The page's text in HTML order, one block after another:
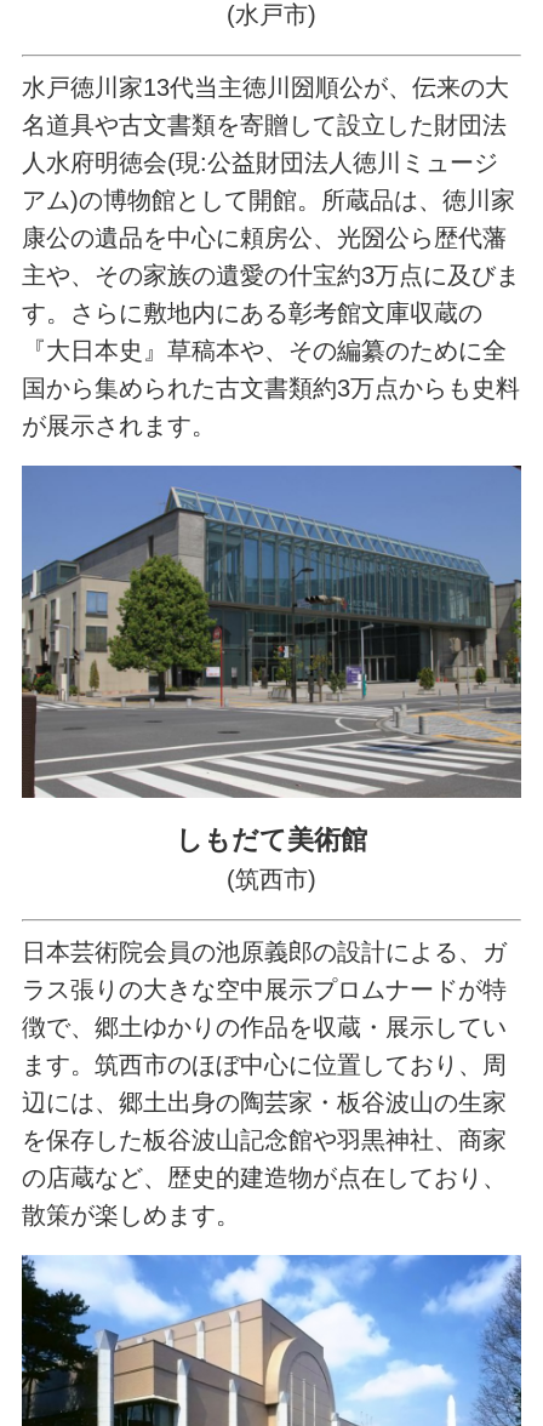
(水戸市)
水戸徳川家13代当主徳川圀順公が、伝来の大
名道具や古文書類を寄贈して設立した財団法
人水府明徳会(現:公益財団法人徳川ミュージ
アム)の博物館として開館。所蔵品は、徳川家
康公の遺品を中心に頼房公、光圀公ら歴代藩
主や、その家族の遺愛の什宝約3万点に及びま
す。さらに敷地内にある彰考館文庫収蔵の
『大日本史』草稿本や、その編纂のために全
国から集められた古文書類約3万点からも史料
が展示されます。
しもだて美術館
(筑西市)
日本芸術院会員の池原義郎の設計による、ガ
ラス張りの大きな空中展示プロムナードが特
徴で、郷土ゆかりの作品を収蔵・展示してい
ます。筑西市のほぼ中心に位置しており、周
辺には、郷土出身の陶芸家・板谷波山の生家
を保存した板谷波山記念館や羽黒神社、商家
の店蔵など、歴史的建造物が点在しており、
散策が楽しめます。